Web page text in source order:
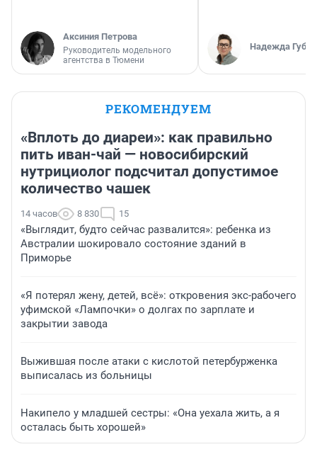
Аксиния Петрова
Руководитель модельного
агентства в Тюмени
Надежда
РЕКОМЕНДУЕМ
«Вплоть до диареи»: как правильно
пить иван-чай — новосибирский
нутрициолог подсчитал допустимое
количество чашек
14 часов 8 830 15
«Выглядит, будто сейчас развалится»: ребенка из
Австралии шокировало состояние зданий в
Приморье
«Я потерял жену, детей, всё»: откровения экс-рабочего
уфимской «Лампочки» о долгах по зарплате и
закрытии завода
Выжившая после атаки с кислотой петербурженка
выписалась из больницы
Накипело у младшей сестры: «Она уехала жить, а я
осталась быть хорошей»